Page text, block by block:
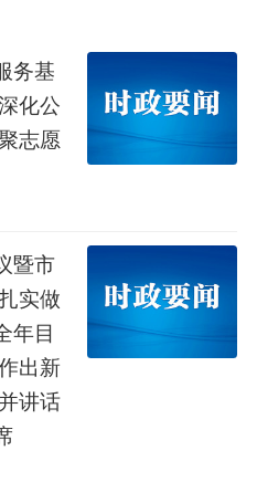
险防范和社会治理
握绿色低碳发展新
、减污、扩绿、增
堰实际的绿色低碳
好双碳考核攻坚
项目支持，把好新
存量企业降碳潜
转化新路径，抢抓
现机制试点机遇，
务基
化公
志愿
暨市
实做
年目
出新
讲话